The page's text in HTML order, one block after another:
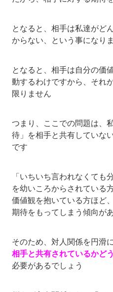
となると、相手は私達がど
からない、という事になり
となると、相手は自分の価
動するわけですから、それ
限りません
つまり、ここでの問題は、
待」を相手と共有していな
です
「いちいち言われなくても
を幼いころからされている
価値観を抱いている方ほど
期待をもってしまう傾向が
そのため、対人関係を円滑
相手と共有されているかど
必要があるでしょう